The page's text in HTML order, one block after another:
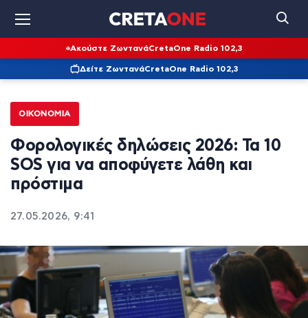
Ακούστε ΖωντανάCretaOne Radio 102,3
Δείτε ΖωντανάCretaOne Radio 102,3
ΟΙΚΟΝΟΜΊΑ
Φορολογικές δηλώσεις 2026: Τα 10
SOS για να αποφύγετε λάθη και
πρόστιμα
27.05.2026, 9:41